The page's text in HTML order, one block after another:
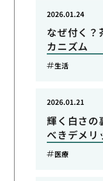
なぜ付く？
カニズム
2026.01.24
生活
輝く白さの
べきデメリ
2026.01.21
医療